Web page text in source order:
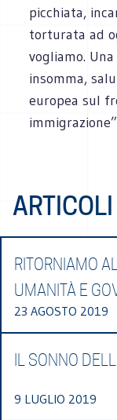
picchiata,
torturata ad
vogliamo.
insomma,
europea sul
RITORNIAMO
UMANITÀ E
23 AGOSTO 2019
IL SONNO
9 LUGLIO 2019